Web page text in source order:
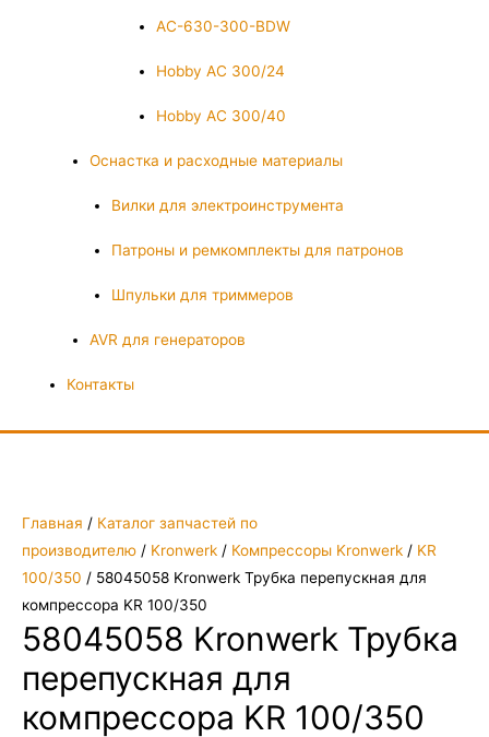
AC-630-300-BDW
Hobby AC 300/24
Hobby AC 300/40
Оснастка и расходные материалы
Вилки для электроинструмента
Патроны и ремкомплекты для патронов
Шпульки для триммеров
AVR для генераторов
Контакты
Главная / Каталог запчастей по
производителю / Kronwerk / Компрессоры Kronwerk / KR
100/350 / 58045058 Kronwerk Трубка перепускная для
компрессора KR 100/350
58045058 Kronwerk Трубка
перепускная для
компрессора KR 100/350